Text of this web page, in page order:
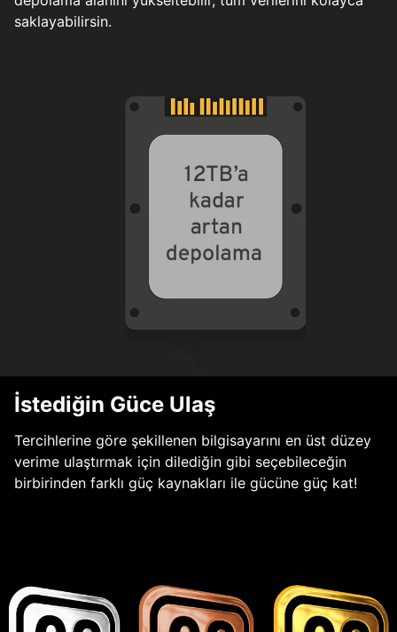
saklayabilirsin.
İstediğin Güce Ulaş
Tercihlerine göre şekillenen bilgisayarını en üst düzey
verime ulaştırmak için dilediğin gibi seçebileceğin
birbirinden farklı güç kaynakları ile gücüne güç kat!